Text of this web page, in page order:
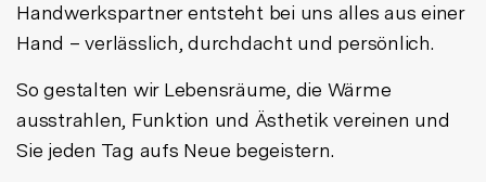
Handwerkspartner entsteht bei uns alles aus einer
Hand – verlässlich, durchdacht und persönlich.
So gestalten wir Lebensräume, die Wärme
ausstrahlen, Funktion und Ästhetik vereinen und
Sie jeden Tag aufs Neue begeistern.